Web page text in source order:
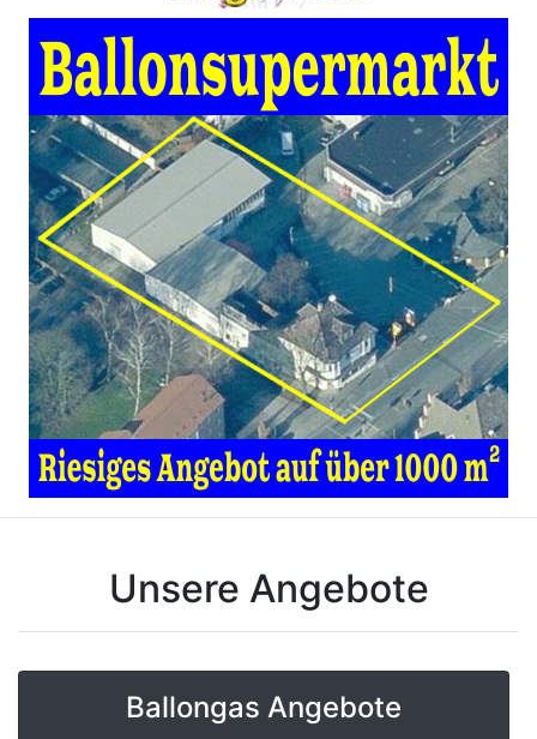
Unsere Angebote
Ballongas Angebote